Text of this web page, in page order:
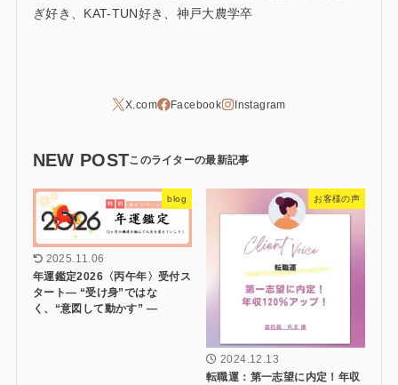
ぎ好き、KAT-TUN好き、神戸大農学卒
NEW POST
blog
2025.11.06
年運鑑定2026〈丙午年〉受付ス
タート― “受け身”ではな
く、“意図して動かす” ―
お客様の声
2024.12.13
転職運：第一志望に内定！年収